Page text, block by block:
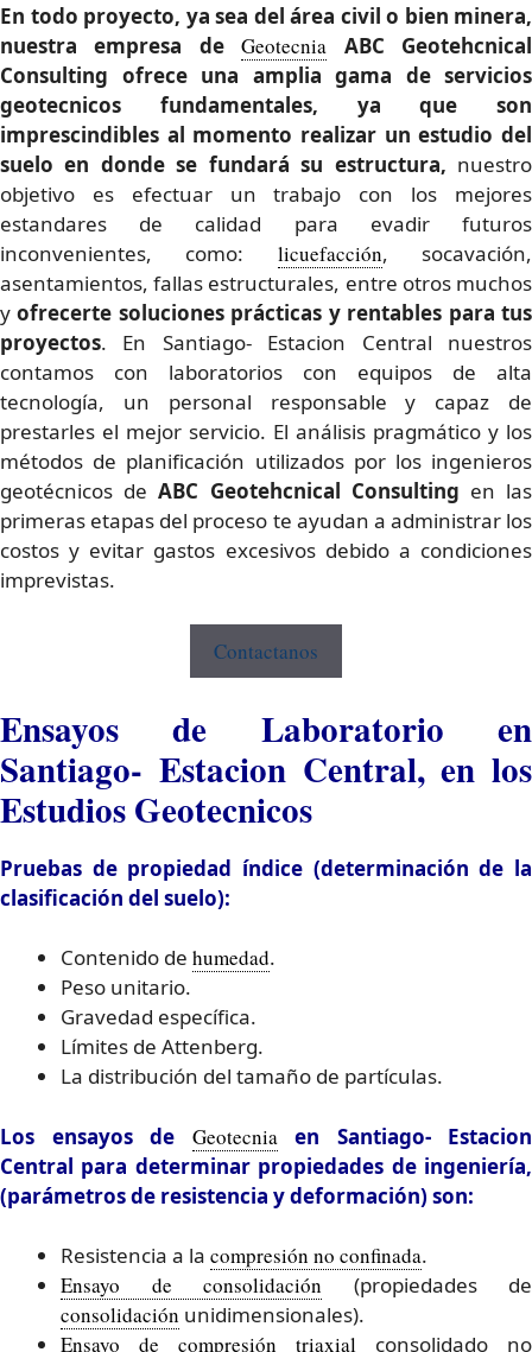
En todo proyecto, ya sea del área civil o bien minera,
nuestra empresa deGeotecnia ABC Geotehcnical
Consulting ofrece una amplia gama de servicios
geotecnicos fundamentales, ya que son
imprescindibles al momento realizar un estudio del
suelo en donde se fundará su estructura, nuestro
objetivo es efectuar un trabajo con los mejores
estandares de calidad para evadir futuros
inconvenientes, como: licuefacción, socavación,
asentamientos, fallas estructurales, entre otros muchos
yofrecerte soluciones prácticas y rentables para tus
proyectos. En Santiago- Estacion Central nuestros
contamos con laboratorios con equipos de alta
tecnología, un personal responsable y capaz de
prestarles el mejor servicio. El análisis pragmático y los
métodos de planificación utilizados por los ingenieros
geotécnicos deABC Geotehcnical Consulting en las
primeras etapas del proceso te ayudan a administrar los
costos y evitar gastos excesivos debido a condiciones
imprevistas.
Contactanos
Ensayos de Laboratorio en
Santiago- Estacion Central, en los
Estudios Geotecnicos
Pruebas de propiedad índice (determinación de la
clasificación del suelo):
Contenido de humedad.
Peso unitario.
Gravedad específica.
Límites de Attenberg.
La distribución del tamaño de partículas.
Los ensayos de Geotecnia en Santiago- Estacion
Central para determinar propiedades de ingeniería,
(parámetros de resistencia y deformación) son:
Resistencia a la compresión no confinada.
Ensayo de consolidación (propiedades de
consolidación unidimensionales).
Ensayo de compresión triaxial consolidado no